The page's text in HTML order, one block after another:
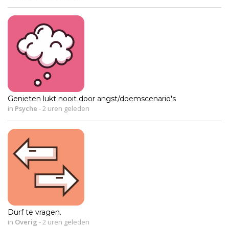
Genieten lukt nooit door angst/doemscenario's
in Psyche - 2 uren geleden
Durf te vragen.
in Overig - 2 uren geleden